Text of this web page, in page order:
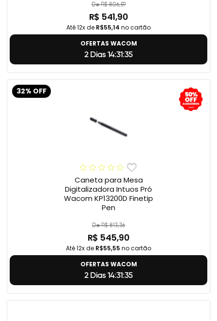
De R$ 806,59
R$ 541,90
Até 12x de R$55,14 no cartão
OFERTAS WACOM
2 Dias 14:31:34
32% OFF
Caneta para Mesa
Digitalizadora Intuos Pró
Wacom KP13200D Finetip
Pen
De R$ 813,36
R$ 545,90
Até 12x de R$55,55 no cartão
OFERTAS WACOM
2 Dias 14:31:34